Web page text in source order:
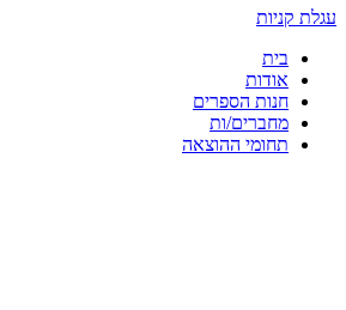
עגלת קניות
בית
אודות
חנות הספרים
מחברים/ות
תחומי ההוצאה